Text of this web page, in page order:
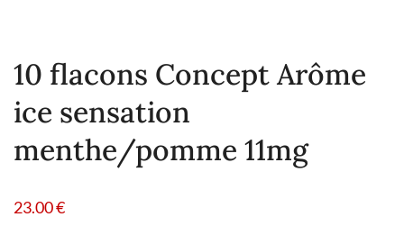
10 flacons Concept Arôme
ice sensation
menthe/pomme 11mg
23.00€